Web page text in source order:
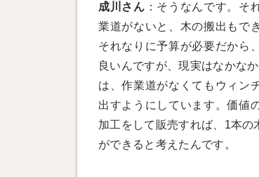
成川さん ：そうなんです。そ
業道がないと、木の搬出もで
それなりに予算が必要だから
良いんですが、現実はなかな
は、作業道がなくてもウィン
出すようにしています。価値
加工をして販売すれば、1本の
ができると考えたんです。